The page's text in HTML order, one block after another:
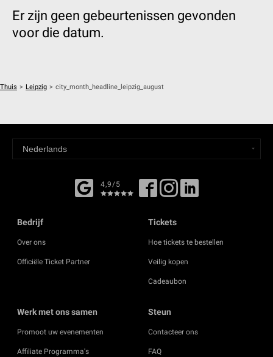
Er zijn geen gebeurtenissen gevonden
voor die datum.
Thuis > Leipzig > city_month_headline_leipzig_august
4,9/5
Bedrijf
Over ons
Officiële Ticket Partner
Tickets
Hoe tickets te bestellen
Veilig kopen
Cadeaubon
Werk met ons samen
Promoot uw evenementen
Affiliate Programma's
Steun
Contacteer ons
FAQ